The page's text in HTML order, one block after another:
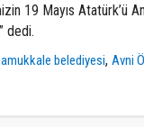
19 Mayıs Atatürk’ü
dedi.
belediyesi,Avni